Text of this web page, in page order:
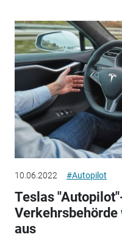
10.06.2022 #Autopilot
Teslas
aus